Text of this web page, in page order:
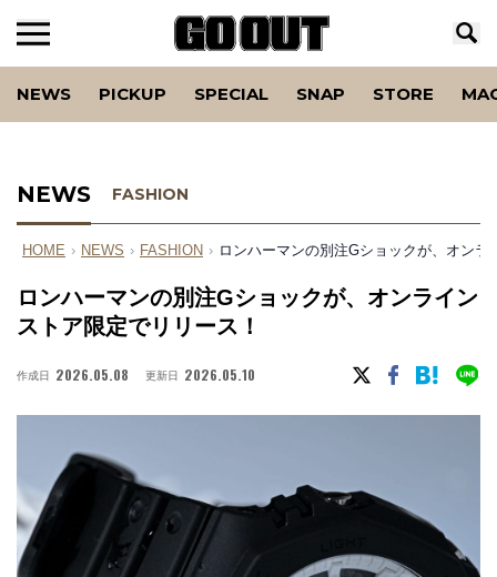
NEWS PICKUP SPECIAL SNAP STORE
NEWS FASHION
HOME › NEWS › FASHION › ロンハーマンの別注Gショックが、オンラ
ロンハーマンの別注Gショックが、オンライン
ストア限定でリリース！
作成日 2026.05.08 更新日 2026.05.10